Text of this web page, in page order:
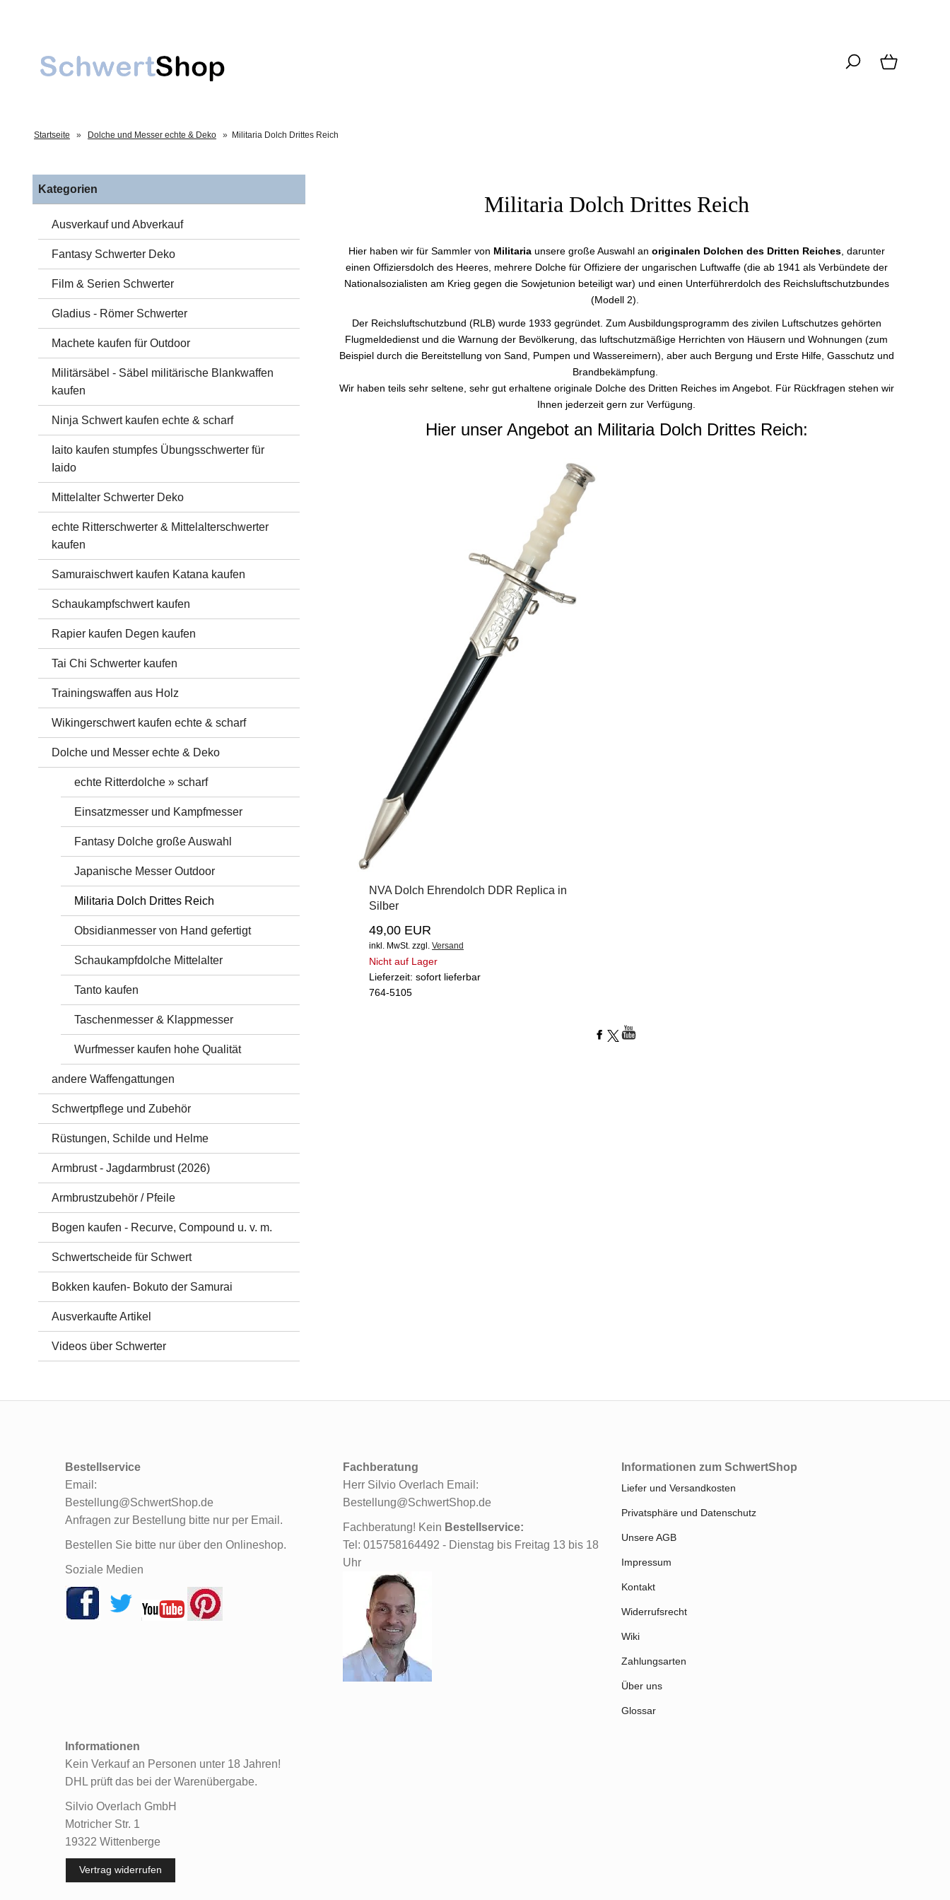
Startseite » Dolche und Messer echte & Deko » Militaria Dolch Drittes Reich
Kategorien
Ausverkauf und Abverkauf
Fantasy Schwerter Deko
Film & Serien Schwerter
Gladius - Römer Schwerter
Machete kaufen für Outdoor
Militärsäbel - Säbel militärische Blankwaffen
kaufen
Ninja Schwert kaufen echte & scharf
Iaito kaufen stumpfes Übungsschwerter für
Iaido
Mittelalter Schwerter Deko
echte Ritterschwerter & Mittelalterschwerter
kaufen
Samuraischwert kaufen Katana kaufen
Schaukampfschwert kaufen
Rapier kaufen Degen kaufen
Tai Chi Schwerter kaufen
Trainingswaffen aus Holz
Wikingerschwert kaufen echte & scharf
Dolche und Messer echte & Deko
echte Ritterdolche » scharf
Einsatzmesser und Kampfmesser
Fantasy Dolche große Auswahl
Japanische Messer Outdoor
Militaria Dolch Drittes Reich
Obsidianmesser von Hand gefertigt
Schaukampfdolche Mittelalter
Tanto kaufen
Taschenmesser & Klappmesser
Wurfmesser kaufen hohe Qualität
andere Waffengattungen
Schwertpflege und Zubehör
Rüstungen, Schilde und Helme
Armbrust - Jagdarmbrust (2026)
Armbrustzubehör / Pfeile
Bogen kaufen - Recurve, Compound u. v. m.
Schwertscheide für Schwert
Bokken kaufen- Bokuto der Samurai
Ausverkaufte Artikel
Videos über Schwerter
Militaria Dolch Drittes Reich
Hier haben wir für Sammler von Militariaunsere große Auswahl an originalen Dolchen des Dritten Reiches, darunter
einen Offiziersdolch des Heeres, mehrere Dolche für Offiziere der ungarischen Luftwaffe (die ab 1941 als Verbündete der
Nationalsozialisten am Krieg gegen die Sowjetunion beteiligt war) und einen Unterführerdolch des Reichsluftschutzbundes
(Modell 2).
Der Reichsluftschutzbund (RLB) wurde 1933 gegründet. Zum Ausbildungsprogramm des zivilen Luftschutzes gehörten
Flugmeldedienst und die Warnung der Bevölkerung, das luftschutzmäßige Herrichten von Häusern und Wohnungen (zum
Beispiel durch die Bereitstellung von Sand, Pumpen und Wassereimern), aber auch Bergung und Erste Hilfe, Gasschutz und
Brandbekämpfung.
Wir haben teils sehr seltene, sehr gut erhaltene originale Dolche des Dritten Reiches im Angebot. Für Rückfragen stehen wir
Ihnen jederzeit gern zur Verfügung.
Hier unser Angebot an Militaria Dolch Drittes Reich:
NVA Dolch Ehrendolch DDR Replica in
Silber
49,00 EUR
inkl. MwSt. zzgl. Versand
Nicht auf Lager
Lieferzeit: sofort lieferbar
764-5105
Bestellservice
Email:
Bestellung@SchwertShop.de
Anfragen zur Bestellung bitte nur per Email.
Bestellen Sie bitte nur über den Onlineshop.
Soziale Medien
Fachberatung
Herr Silvio Overlach Email:
Bestellung@SchwertShop.de
Fachberatung! Kein Bestellservice:
Tel: 015758164492 - Dienstag bis Freitag 13 bis 18
Uhr
Informationen zum SchwertShop
Liefer und Versandkosten
Privatsphäre und Datenschutz
Unsere AGB
Impressum
Kontakt
Widerrufsrecht
Wiki
Zahlungsarten
Über uns
Glossar
Informationen
Kein Verkauf an Personen unter 18 Jahren!
DHL prüft das bei der Warenübergabe.
Silvio Overlach GmbH
Motricher Str. 1
19322 Wittenberge
Vertrag widerrufen